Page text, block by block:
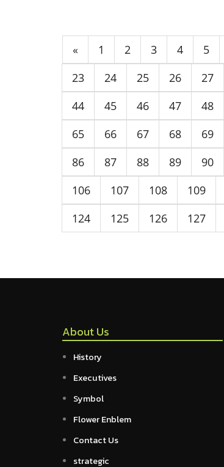
« 1 2 3 4 5
23
24 25 26 27
44
45 46 47 48
65
66 67 68 69
86
87 88 89 90
106
107 108 109
124
125 126 127
About Us
History
Executives
Symbol
Flower Enblem
Contact Us
strategic